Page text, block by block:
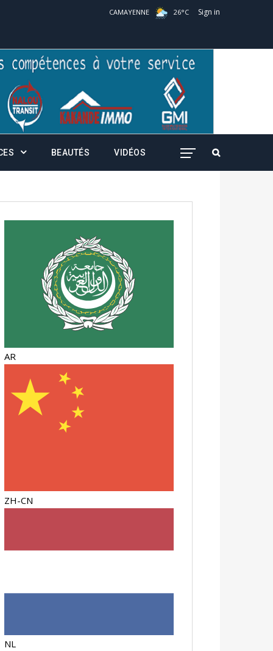
CAMAYENNE 26°C Sign in
BEAUTÉS VIDÉOS
AR
ZH-CN
NL